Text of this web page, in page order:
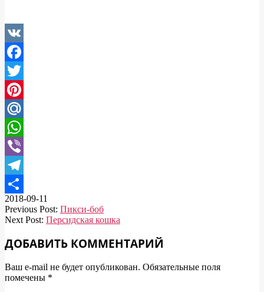
VK
Facebook
Twitter
Pinterest
Mail.Ru
WhatsApp
Viber
Telegram
Отправить
2018-09-11
Previous Post: Пикси-боб
Next Post: Персидская кошка
ДОБАВИТЬ КОММЕНТАРИЙ
Ваш e-mail не будет опубликован. Обязательные поля
помечены *